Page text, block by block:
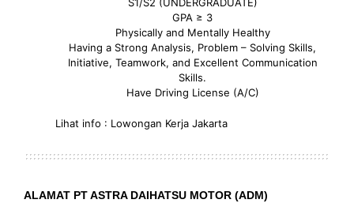
S1/S2 (UNDERGRADUATE)
GPA ≥ 3
Physically and Mentally Healthy
Having a Strong Analysis, Problem – Solving Skills,
Initiative, Teamwork, and Excellent Communication
Skills.
Have Driving License (A/C)
Lihat info : Lowongan Kerja Jakarta
ALAMAT PT ASTRA DAIHATSU MOTOR (ADM)